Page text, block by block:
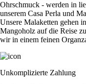
Ohrschmuck - werden in
unserem Casa Perla und
Unsere Malaketten gehen
Mangoholz auf die Reise
wir in einem feinen
Unkomplizierte Zahlung